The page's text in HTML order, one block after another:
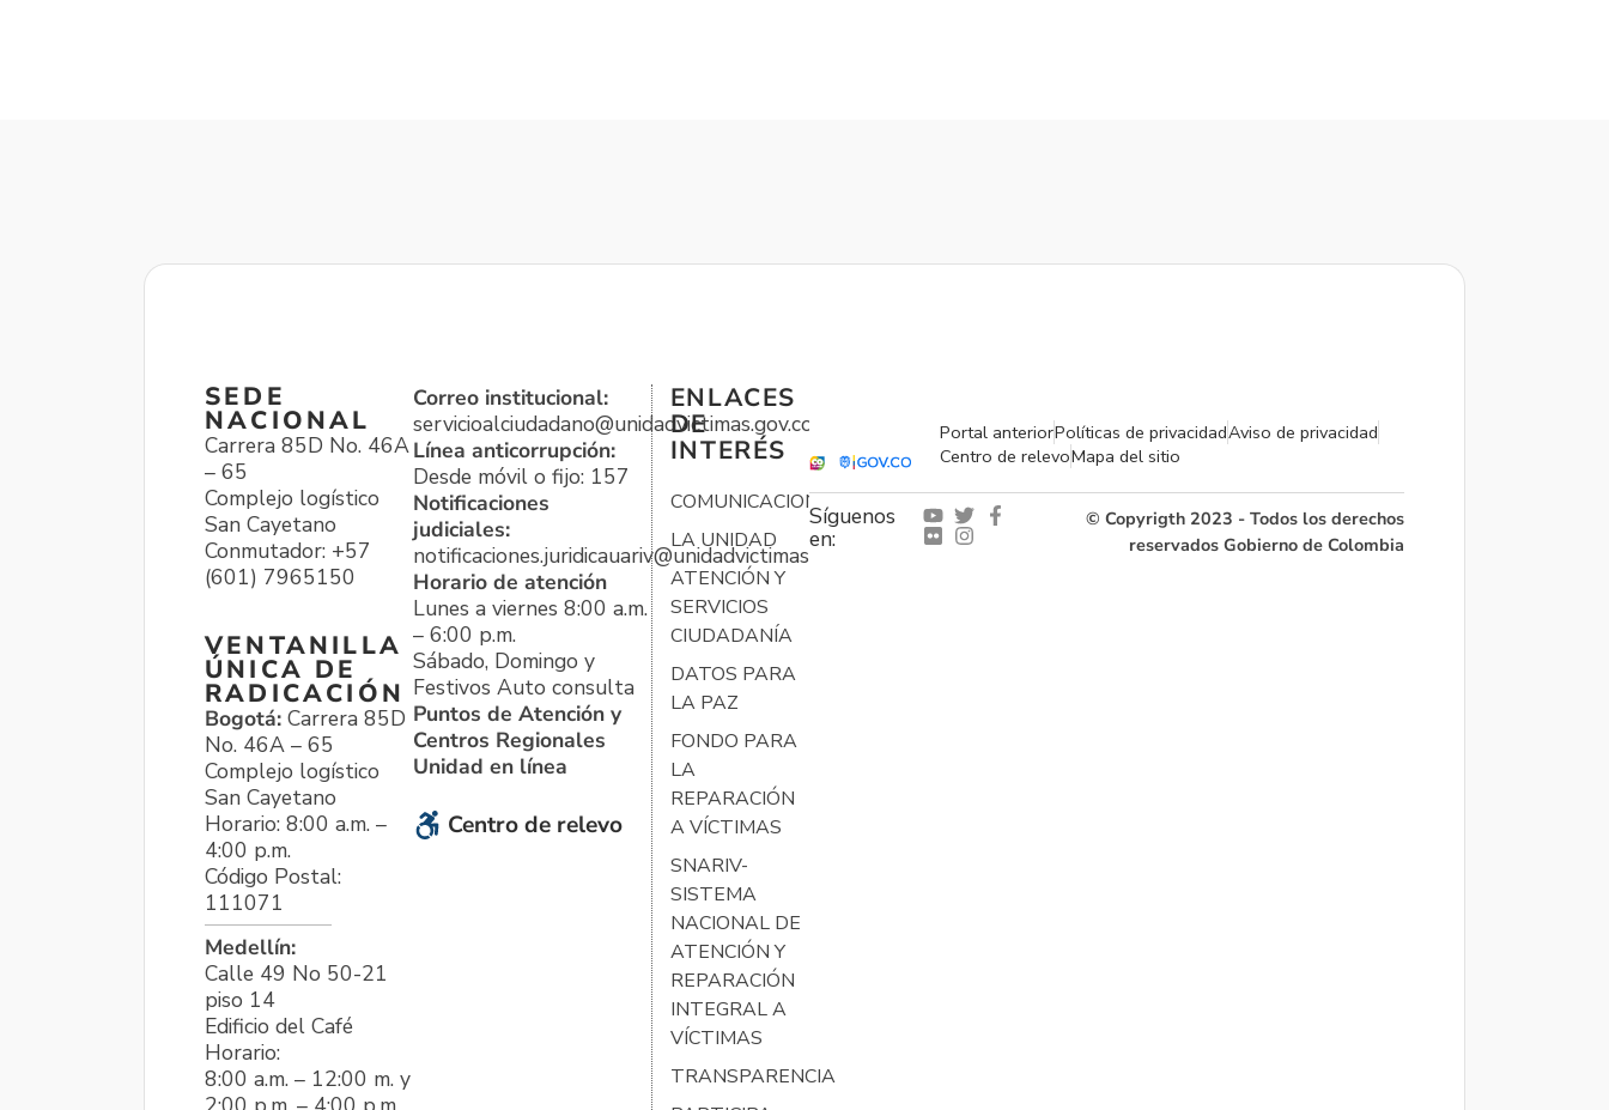
SEDE
NACIONAL
Carrera 85D No. 46A
– 65
Complejo logístico
San Cayetano
Conmutador: +57
(601) 7965150
VENTANILLA
ÚNICA DE
RADICACIÓN
Bogotá: Carrera 85D
No. 46A – 65
Complejo logístico
San Cayetano
Horario: 8:00 a.m. –
4:00 p.m.
Código Postal:
111071
Medellín:
Calle 49 No 50-21
piso 14
Edificio del Café
Horario:
8:00 a.m. – 12:00 m. y
Correo institucional:
servicioalciudadano@unidadvictimas.gov.co
Línea anticorrupción:
Desde móvil o fijo: 157
Notificaciones
judiciales:
notificaciones.juridicauariv@unidadvictimas.gov.co
Horario de atención
Lunes a viernes 8:00 a.m.
– 6:00 p.m.
Sábado, Domingo y
Festivos Auto consulta
Puntos de Atención y
Centros Regionales
Unidad en línea
Centro de relevo
ENLACES
DE
INTERÉS
COMUNICACIONES
LA UNIDAD
ATENCIÓN Y
SERVICIOS
CIUDADANÍA
DATOS PARA
LA PAZ
FONDO PARA
LA
REPARACIÓN
A VÍCTIMAS
SNARIV-
SISTEMA
NACIONAL DE
ATENCIÓN Y
REPARACIÓN
INTEGRAL A
VÍCTIMAS
TRANSPARENCIA
Portal anteriorPolíticas de privacidadAviso de privacidad
Centro de relevoMapa del sitio
Síguenos
en:
© Copyrigth 2023 - Todos los derechos
reservados Gobierno de Colombia